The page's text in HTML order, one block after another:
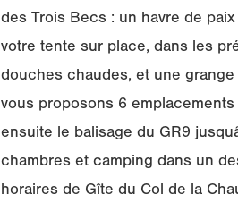
des Trois Becs : un havre de
votre tente sur place, dans les
douches chaudes, et une
vous proposons 6 emplacements
ensuite le balisage du GR9
chambres et camping dans un
horaires de Gîte du Col de la